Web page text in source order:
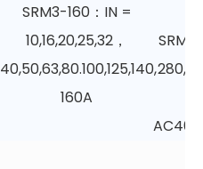
SRM3-160：IN =
10,16,20,25,32，
40,50,63,80.100,125,140,​​
160A